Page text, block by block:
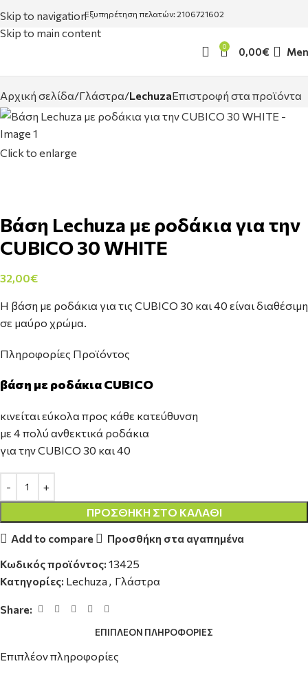
Skip to navigation
Skip to main content
Εξυπηρέτηση πελατών: 2106721602
0 0,00€
Αρχική σελίδα Γλάστρα LechuzaΕπιστροφή στα προϊόντα
Click to enlarge
Bάση Lechuza με ροδάκια για την
CUBICO 30 WHITE
32,00€
Η βάση με ροδάκια για τις CUBICO 30 και 40 είναι διαθέσιμη
σε μαύρο χρώμα.
Πληροφορίες Προϊόντος
βάση με ροδάκια CUBICO
κινείται εύκολα προς κάθε κατεύθυνση
με 4 πολύ ανθεκτικά ροδάκια
για την CUBICO 30 και 40
ΠΡΟΣΘΉΚΗ ΣΤΟ ΚΑΛΆΘΙ
Add to compare
Προσθήκη στα αγαπημένα
Κωδικός προϊόντος: 13425
Κατηγορίες: Lechuza , Γλάστρα
Share:
ΕΠΙΠΛΈΟΝ ΠΛΗΡΟΦΟΡΊΕΣ
Επιπλέον πληροφορίες